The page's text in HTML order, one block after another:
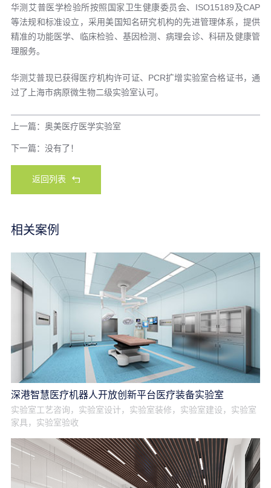
华测艾普医学检验所按照国家卫生健康委员会、ISO15189及CAP
等法规和标准设立，采用美国知名研究机构的先进管理体系，提供
精准的功能医学、临床检验、基因检测、病理会诊、科研及健康管
理服务。
华测艾普现已获得医疗机构许可证、PCR扩增实验室合格证书，通
过了上海市病原微生物二级实验室认可。
上一篇：奥美医疗医学实验室
下一篇：没有了！
返回列表
相关案例
深港智慧医疗机器人开放创新平台医疗装备实验室
实验室工艺咨询，实验室设计，实验室装修，实验室建设，实验室
家具，实验室验收